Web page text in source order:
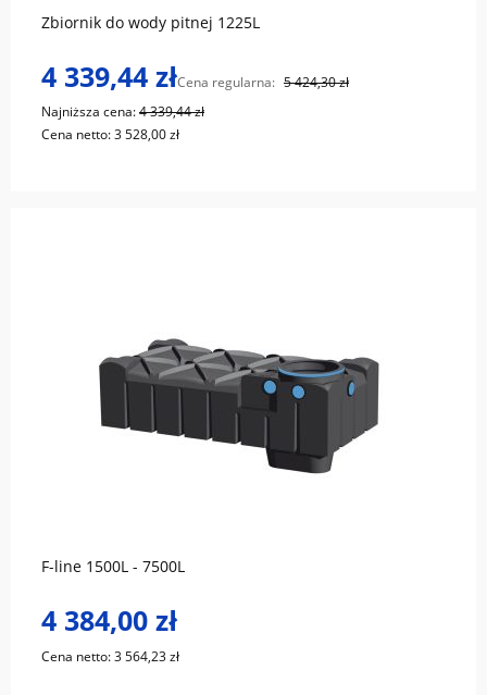
Zbiornik do wody pitnej 1225L
4 339,44 złCena regularna: 5 424,30 zł
Najniższa cena:4 339,44 zł
Cena netto:3 528,00 zł
F-line 1500L - 7500L
4 384,00 zł
Cena netto:3 564,23 zł